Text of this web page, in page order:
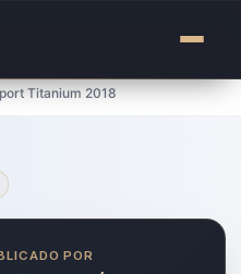
Titanium 2018
POR